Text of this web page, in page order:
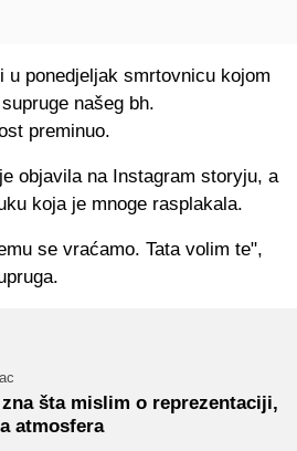
u ponedjeljak smrtovnicu kojom
našeg bh.
preminuo.
objavila na Instagram storyju, a
koja je mnoge rasplakala.
se vraćamo. Tata volim te",
šta mislim o reprezentaciji,
atmosfera